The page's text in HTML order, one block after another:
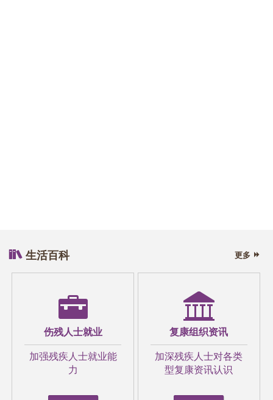
【正能量】与父同患「玻璃骨」靠妈妈赚钱养
家 27岁孝顺女自学编织摆档自力更生
生活百科 更多
伤残人士就业
加强残疾人士就业能
力
复康组织资讯
加深残疾人士对各类
型复康资讯认识